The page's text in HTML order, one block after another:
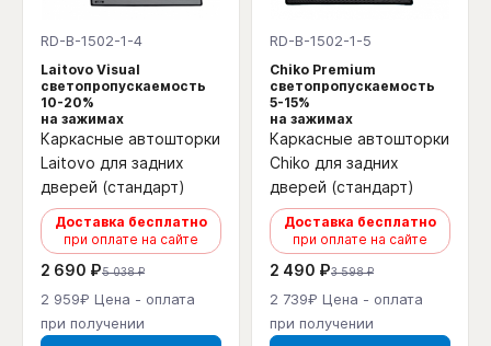
RD-B-1502-1-4
Laitovo Visual
светопропускаемость
10-20%
на зажимах
Каркасные автошторки
Laitovo для задних
дверей (стандарт)
Доставка бесплатно
при оплате на сайте
2 690 ₽5 038 ₽
2 959₽ Цена - оплата
при получении
RD-B-1502-1-5
Chiko Premium
светопропускаемость
5-15%
на зажимах
Каркасные автошторки
Chiko для задних
дверей (стандарт)
Доставка бесплатно
при оплате на сайте
2 490 ₽3 598 ₽
2 739₽ Цена - оплата
при получении